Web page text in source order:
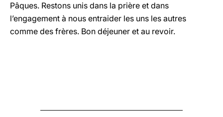
Pâques. Restons unis dans la prière et dans
l’engagement à nous entraider les uns les autres
comme des frères. Bon déjeuner et au revoir.